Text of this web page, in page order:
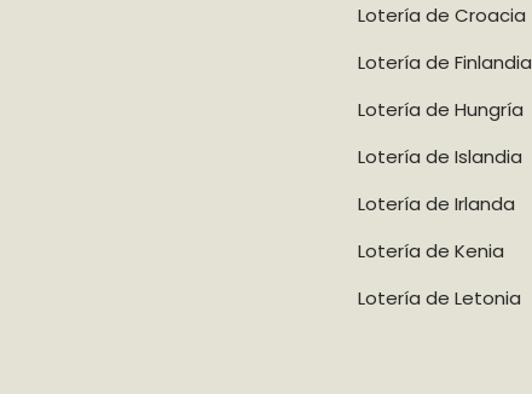
Lotería de Croacia
Lotería de Finlandia
Lotería de Hungría
Lotería de Islandia
Lotería de Irlanda
Lotería de Kenia
Lotería de Letonia